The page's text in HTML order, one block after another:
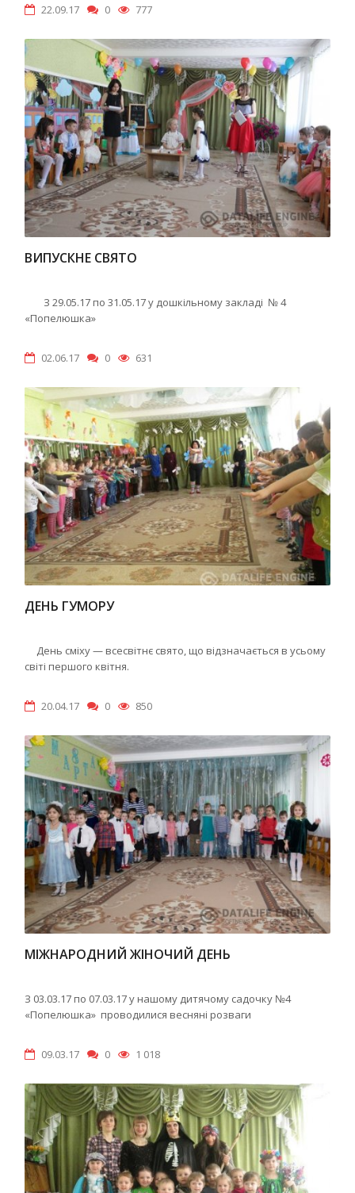
22.09.17 0 777
ВИПУСКНЕ СВЯТО
З 29.05.17 по 31.05.17 у дошкільному закладі № 4
«Попелюшка»
02.06.17 0 631
ДЕНЬ ГУМОРУ
День сміху — всесвітнє свято, що відзначається в усьому
світі першого квітня.
20.04.17 0 850
МІЖНАРОДНИЙ ЖІНОЧИЙ ДЕНЬ
З 03.03.17 по 07.03.17 у нашому дитячому садочку №4
«Попелюшка» проводилися весняні розваги
09.03.17 0 1 018